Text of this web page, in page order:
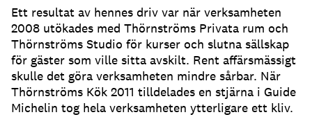
Ett resultat av hennes driv var när verksamheten
2008 utökades med Thörnströms Privata rum och
Thörnströms Studio för kurser och slutna sällskap
för gäster som ville sitta avskilt. Rent affärsmässigt
skulle det göra verksamheten mindre sårbar. När
Thörnströms Kök 2011 tilldelades en stjärna i Guide
Michelin tog hela verksamheten ytterligare ett kliv.